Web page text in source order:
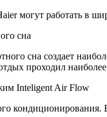
могут работать в
сна
сна создает
проходил
Inteligent Air Flow
кондиционирования.